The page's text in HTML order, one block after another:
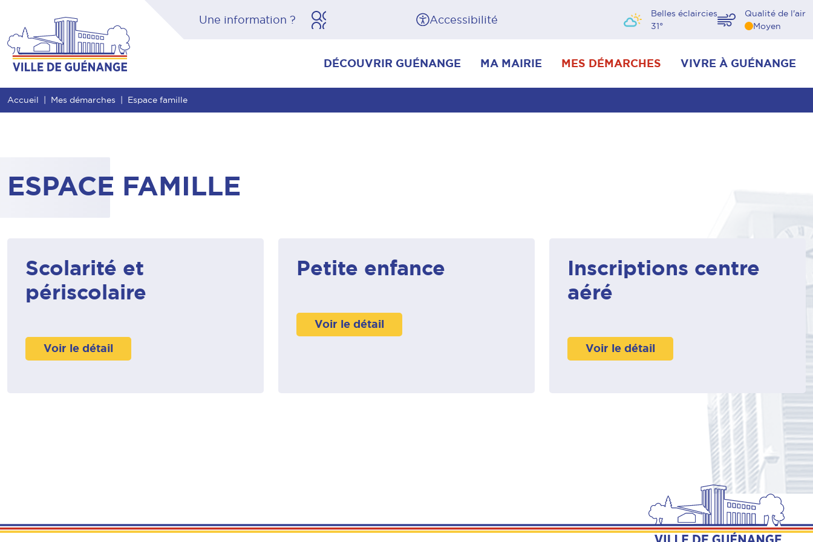
Entête de page Menu principal Recherche Pied de page Accessibilité
Belles éclaircies
31°
Qualité de l'air
Moyen
DÉCOUVRIR GUÉNANGE MA MAIRIE MES DÉMARCHES VIVRE À GUÉNANGE
Accueil Mes démarches Espace famille
ESPACE FAMILLE
Scolarité et
périscolaire
Voir le détail
Petite enfance
Voir le détail
Inscriptions centre
aéré
Voir le détail